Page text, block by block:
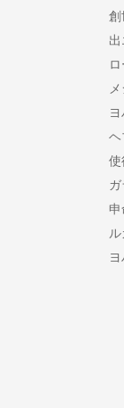
創
出
ヘ
使
申